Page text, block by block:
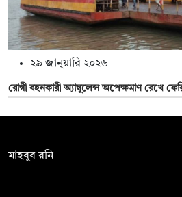
২৯ জানুয়ারি ২০২৬
রোগী বহনকারী অ্যাম্বুলেন্স অপেক্ষমাণ রেখে
মাহবুব রনি